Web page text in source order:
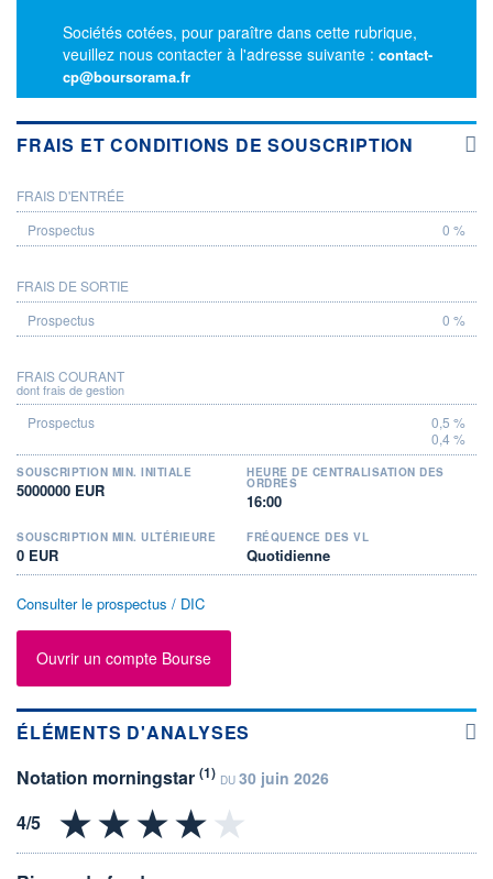
Sociétés cotées, pour paraître dans cette rubrique,
veuillez nous contacter à l'adresse suivante : contact-
cp@boursorama.fr
FRAIS ET CONDITIONS DE SOUSCRIPTION
PROSPECTUS
FRAIS D'ENTRÉE
0 %
FRAIS DE SORTIE
0 %
FRAIS COURANT
dont frais de gestion
0,5 %
0,4 %
SOUSCRIPTION MIN. INITIALE
5000000 EUR
HEURE DE CENTRALISATION DES
ORDRES
16:00
SOUSCRIPTION MIN. ULTÉRIEURE
0 EUR
FRÉQUENCE DES VL
Quotidienne
Consulter le prospectus / DIC
Ouvrir un compte Bourse
ÉLÉMENTS D'ANALYSES
Notation morningstar (1) DU 30 juin 2026